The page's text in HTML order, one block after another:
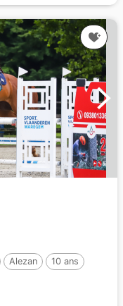
Alezan
10 ans